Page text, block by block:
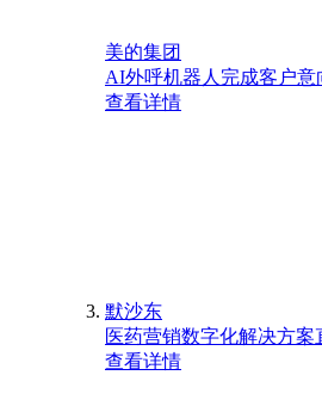
美的集团
AI外呼机器人完成客户
查看详情
默沙东
医药营销数字化解决方
查看详情